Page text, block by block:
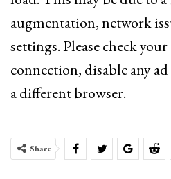
augmentation, network
settings. Please check your
connection, disable any
a different browser.
Share